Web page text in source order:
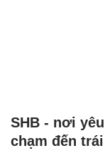
SHB - nơi
chạm đến